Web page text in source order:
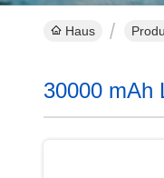
Haus
30000 mAh